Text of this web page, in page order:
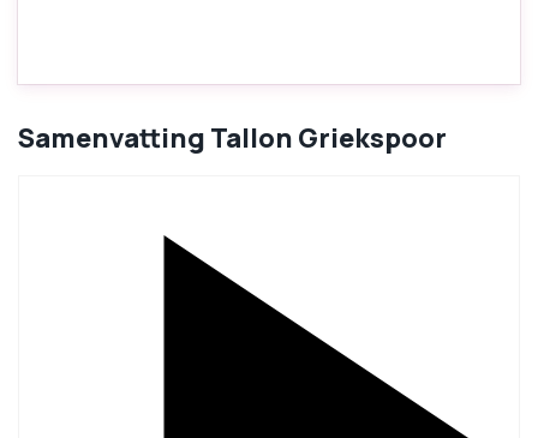
Samenvatting Tallon Griekspoor